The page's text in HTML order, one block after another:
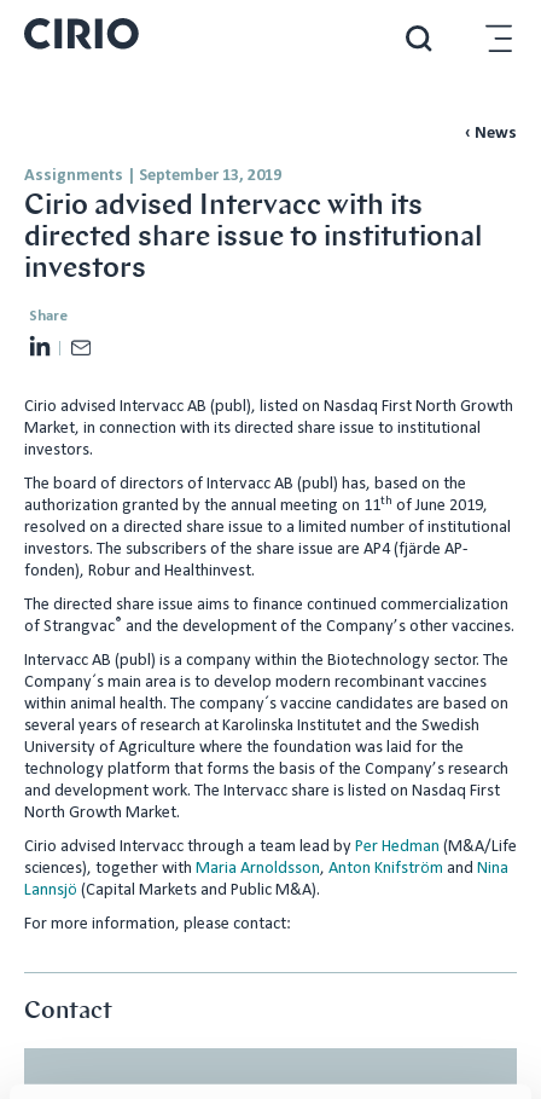
‹ News
Assignments September 13, 2019
Cirio advised Intervacc with its
directed share issue to institutional
investors
Share
L
n
k
d
I
n
a
Cirio advised Intervacc AB (publ), listed on Nasdaq First North Growth
Market, in connection with its directed share issue to institutional
investors.
The board of directors of Intervacc AB (publ) has, based on the
authorization granted by the annual meeting on 11th of June 2019,
resolved on a directed share issue to a limited number of institutional
investors. The subscribers of the share issue are AP4 (fjärde AP-
fonden), Robur and Healthinvest.
The directed share issue aims to finance continued commercialization
of Strangvac® and the development of the Company’s other vaccines.
Intervacc AB (publ) is a company within the Biotechnology sector. The
Company´s main area is to develop modern recombinant vaccines
within animal health. The company´s vaccine candidates are based on
several years of research at Karolinska Institutet and the Swedish
University of Agriculture where the foundation was laid for the
technology platform that forms the basis of the Company’s research
and development work. The Intervacc share is listed on Nasdaq First
North Growth Market.
Cirio advised Intervacc through a team lead by Per Hedman (M&A/Life
sciences), together with Maria Arnoldsson, Anton Knifström and Nina
Lannsjö (Capital Markets and Public M&A).
For more information, please contact:
Contact